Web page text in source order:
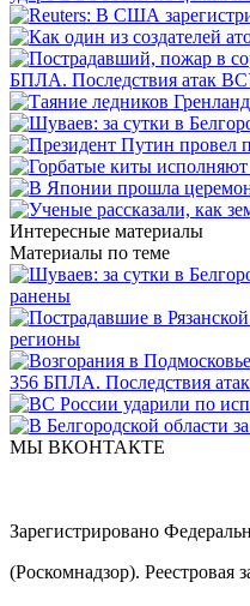
БПЛА. Последствия атак
Интересные материалы
Материалы по теме
ранены
регионы
356 БПЛА. Последствия
МЫ ВКОНТАКТЕ
Зарегистрировано
(Роскомнадзор).